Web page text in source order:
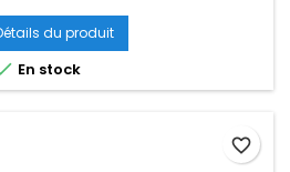
du produit
En stock
favorite_border